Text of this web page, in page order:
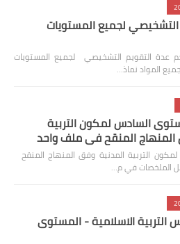
لجميع المستويات
عدة التقويم التشخيصي لجميع المستويات
المواد نماذ…
السادس لمكون التربية
المنهاج المنقح في ملف واحد
التربية المدنية وفق المنهاج المنقح
الملخصات في م…
الاسلامية - المستوى